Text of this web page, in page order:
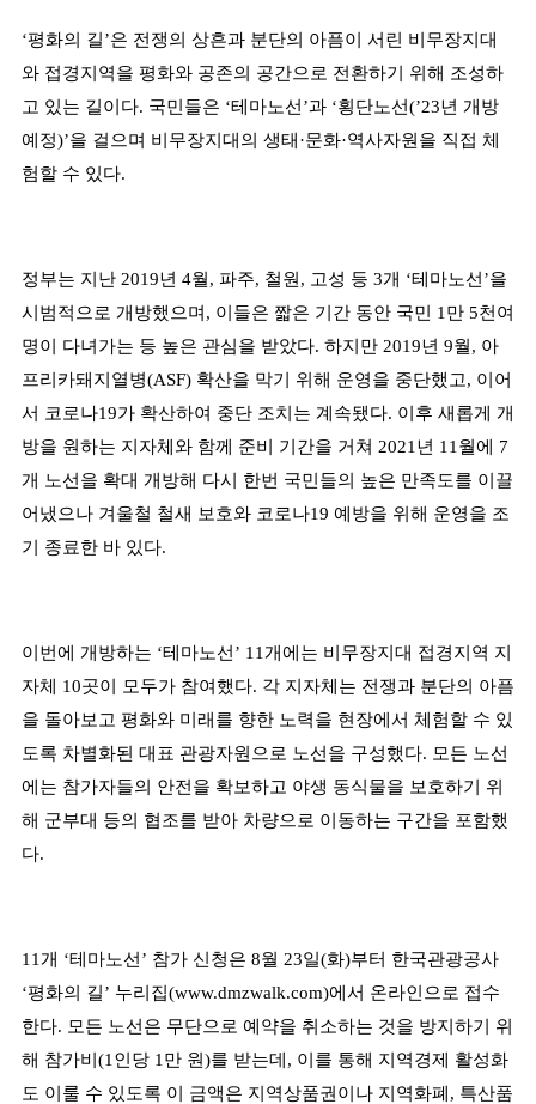
‘평화의 길’은 전쟁의 상흔과 분단의 아픔이 서린 비무장지대
와 접경지역을 평화와 공존의 공간으로 전환하기 위해 조성하
고 있는 길이다. 국민들은 ‘테마노선 ’과 ‘횡단노선(’23년 개방
예정)’을 걸으며 비무장지대의 생태 ·문화·역사자원을 직접 체
험할 수 있다.
정부는 지난 2019년 4월, 파주, 철원 , 고성 등 3개 ‘테마노선 ’을
시범적으로 개방했으며 , 이들은 짧은 기간 동안 국민 1 만 5천여
명이 다녀가는 등 높은 관심을 받았다. 하지만 2019년 9월, 아
프리카돼지열병(ASF) 확산을 막기 위해 운영을 중단했고, 이어
서 코로나19가 확산하여 중단 조치는 계속됐다. 이후 새롭게 개
방을 원하는 지자체와 함께 준비 기간을 거쳐 2021 년 11 월에 7
개 노선을 확대 개방해 다시 한번 국민들의 높은 만족도를 이끌
어냈으나 겨울철 철새 보호와 코로나19 예방을 위해 운영을 조
기 종료한 바 있다.
이번에 개방하는 ‘테마노선 ’ 11 개에는 비무장지대 접경지역 지
자체 10곳이 모두가 참여했다. 각 지자체는 전쟁과 분단의 아픔
을 돌아보고 평화와 미래를 향한 노력을 현장에서 체험할 수 있
도록 차별화된 대표 관광자원으로 노선을 구성했다. 모든 노선
에는 참가자들의 안전을 확보하고 야생 동식물을 보호하기 위
해 군부대 등의 협조를 받아 차량으로 이동하는 구간을 포함했
다.
11 개 ‘테마노선 ’ 참가 신청은 8월 23일(화)부터 한국관광공사
‘평화의 길’ 누리집(www.dmzwalk.com)에서 온라인으로 접수
한다. 모든 노선은 무단으로 예약을 취소하는 것을 방지하기 위
해 참가비 (1 인당 1 만 원)를 받는데 , 이를 통해 지역경제 활성화
도 이룰 수 있도록 이 금액은 지역상품권이나 지역화폐 , 특산품